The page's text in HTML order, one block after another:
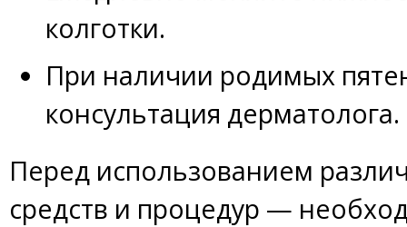
колготки.
При наличии родимых
консультация дерматолога.
Перед использованием
средств и процедур —